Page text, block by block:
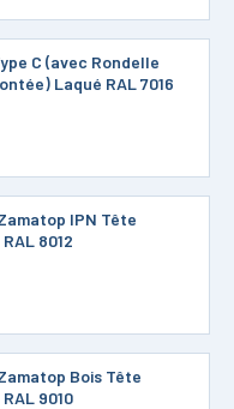
C (avec Rondelle
Laqué RAL 7016
IPN Tête
8012
Bois Tête
9010